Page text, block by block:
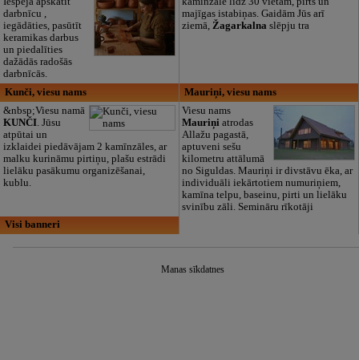
darbnīcu ,
iegādāties, pasūtīt
keramikas darbus
un piedalīties
dažādās radošās
darbnīcās.
majīgas istabiņas. Gaidām Jūs arī
ziemā,Žagarkalna slēpju tra
Kunči, viesu nams
&nbsp;Viesu namā
KUNČI. Jūsu
atpūtai un
izklaidei piedāvājam 2 kamīnzāles, ar
malku kurināmu pirtiņu, plašu estrādi
lielāku pasākumu organizēšanai,
kublu.
Mauriņi, viesu nams
Viesu nams
Mauriņi atrodas
Allažu pagastā,
aptuveni sešu
kilometru attālumā
no Siguldas. Mauriņi ir divstāvu ēka, ar
individuāli iekārtotiem numuriņiem,
kamīna telpu, baseinu, pirti un lielāku
svinību zāli. Semināru rīkotāji
Visi banneri
Manas sīkdatnes